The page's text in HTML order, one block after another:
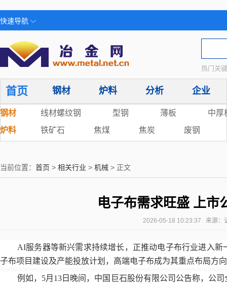
快速导航
热门关
首页 钢材 炉料 分析 企业
钢材 线材螺纹钢 型钢 薄板
中厚
炉料
铁矿石 焦煤 焦炭 废钢
当前位置： 首页 > 相关行业 > 机械 > 正文
电子布需求旺盛 上市
2026-05-18 10:23:37 来源
AI服务器等新兴需求持续增长，正推动电子布行业进入
子布项目建设及产能投放计划，高端电子布成为其重点布局方
例如， 5月 13 日晚间，中国巨石股份有限公司公告称，公